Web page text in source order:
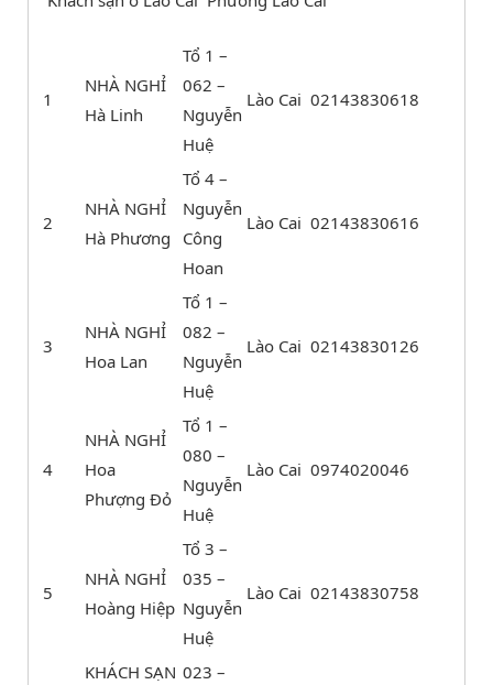
1
NHÀ NGHỈ
Hà Linh
Tổ 1 –
062 –
Nguyễn
Huệ
Lào Cai 02143830618
2
NHÀ NGHỈ
Hà Phương
Tổ 4 –
Nguyễn
Công
Hoan
Lào Cai 02143830616
3
NHÀ NGHỈ
Hoa Lan
Tổ 1 –
082 –
Nguyễn
Huệ
Lào Cai 02143830126
4
NHÀ NGHỈ
Hoa
Phượng Đỏ
Tổ 1 –
080 –
Nguyễn
Huệ
Lào Cai 0974020046
5
NHÀ NGHỈ
Hoàng Hiệp
Tổ 3 –
035 –
Nguyễn
Huệ
Lào Cai 02143830758
KHÁCH SẠN 023 –